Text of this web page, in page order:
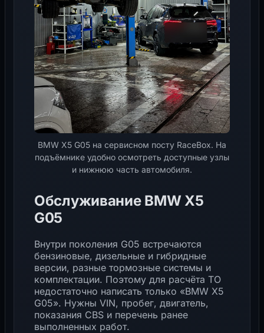
BMW X5 G05 на сервисном посту RaceBox. На
подъёмнике удобно осмотреть доступные узлы
и нижнюю часть автомобиля.
Обслуживание BMW X5
G05
Внутри поколения G05 встречаются
бензиновые, дизельные и гибридные
версии, разные тормозные системы и
комплектации. Поэтому для расчёта ТО
недостаточно написать только «BMW X5
G05». Нужны VIN, пробег, двигатель,
показания CBS и перечень ранее
выполненных работ.